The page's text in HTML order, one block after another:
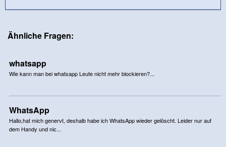
Ähnliche Fragen:
whatsapp
Wie kann man bei whatsapp Leute nicht mehr blockieren?...
WhatsApp
Hallo,hat mich genervt, deshalb habe ich WhatsApp wieder gelöscht. Leider nur auf
dem Handy und nic...